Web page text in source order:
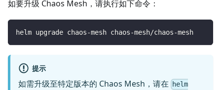
如要升级 Chaos Mesh，请执行如下命令：
helm upgrade chaos-mesh chaos-mesh/chaos-mesh
提示
如需升级至特定版本的 Chaos Mesh，请在
helm